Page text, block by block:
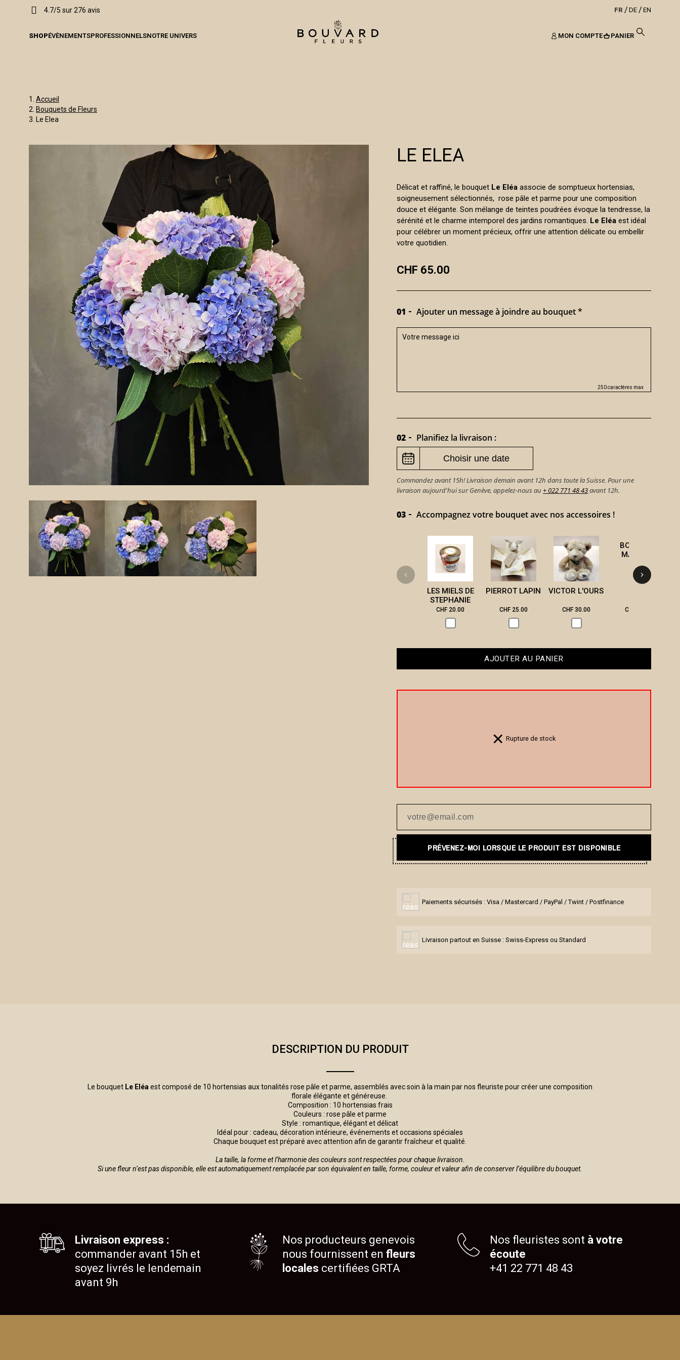
4.7/5 sur 276 avis FR DE EN
SHOPÉVÈNEMENTSPROFESSIONNELSNOTRE UNIVERS MON COMPTE PANIER
Accueil
Bouquets de Fleurs
Le Elea
LE ELEA
Délicat et raffiné, le bouquet Le Eléa associe de somptueux hortensias,
soigneusement sélectionnés, rose pâle et parme pour une composition
douce et élégante. Son mélange de teintes poudrées évoque la tendresse, la
sérénité et le charme intemporel des jardins romantiques. Le Eléa est idéal
pour célébrer un moment précieux, offrir une attention délicate ou embellir
votre quotidien.
CHF 65.00
01 Ajouter un message à joindre au bouquet *
250 caractères max
02 Planifiez la livraison :
Commandez avant 15h! Livraison demain avant 12h dans toute la Suisse. Pour une
livraison aujourd'hui sur Genève, appelez-nous au+ 022 771 48 43avant 12h.
03 Accompagnez votre bouquet avec nos accessoires !
LES MIELS DE
STEPHANIE
CHF 20.00
PIERROT LAPIN
CHF 25.00
VICTOR L'OURS
CHF 30.00
BOUGIE DE
MASSAGE
CHF 28.00
AJOUTER AU PANIER
Rupture de stock
PRÉVENEZ-MOI LORSQUE LE PRODUIT EST DISPONIBLE
Paiements sécurisés : Visa / Mastercard / PayPal / Twint / Postfinance
Livraison partout en Suisse : Swiss-Express ou Standard
DESCRIPTION DU PRODUIT
Le bouquet Le Eléa est composé de 10 hortensias aux tonalités rose pâle et parme, assemblés avec soin à la main par nos fleuriste pour créer une composition
florale élégante et généreuse.
Composition : 10 hortensias frais
Couleurs : rose pâle et parme
Style : romantique, élégant et délicat
Idéal pour : cadeau, décoration intérieure, événements et occasions spéciales
Chaque bouquet est préparé avec attention afin de garantir fraîcheur et qualité.
La taille, la forme et l’harmonie des couleurs sont respectées pour chaque livraison.
Si une fleur n’est pas disponible, elle est automatiquement remplacée par son équivalent en taille, forme, couleur et valeur afin de conserver l’équilibre du bouquet.
Livraison express :
commander avant 15h et
soyez livrés le lendemain
avant 9h
Nos producteurs genevois
nous fournissent en fleurs
locales certifiées GRTA
Nos fleuristes sont à votre
écoute
+41 22 771 48 43